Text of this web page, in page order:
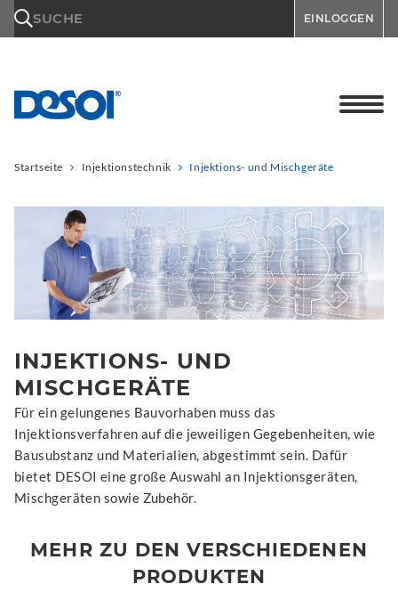
SUCHE EINLOGGEN
Startseite Injektionstechnik Injektions- und Mischgeräte
INJEKTIONS- UND
MISCHGERÄTE
Für ein gelungenes Bauvorhaben muss das
Injektionsverfahren auf die jeweiligen Gegebenheiten, wie
Bausubstanz und Materialien, abgestimmt sein. Dafür
bietet DESOI eine große Auswahl an Injektionsgeräten,
Mischgeräten sowie Zubehör.
MEHR ZU DEN VERSCHIEDENEN
PRODUKTEN